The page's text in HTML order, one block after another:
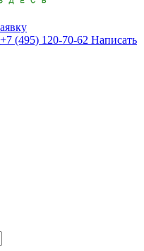
+7 (495) 120-70-62 Написать